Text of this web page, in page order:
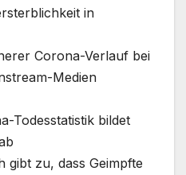
in
Corona-Verlauf bei
Medien
Todesstatistik bildet
gibt zu, dass Geimpfte